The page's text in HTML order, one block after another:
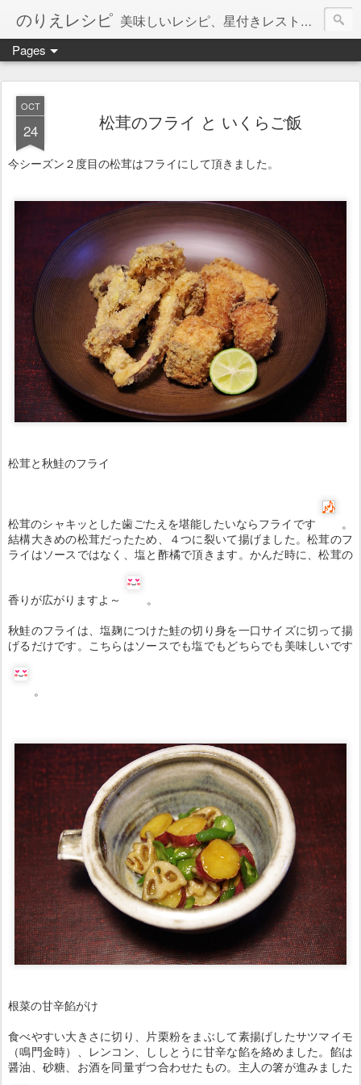
のりえレシピ 美味しいレシピ、星付きレストラン、絶品お取り寄せを紹介しています。
Pages
OCT
24 松茸のフライ と いくらご飯
今シーズン２度目の松茸はフライにして頂きました。
松茸と秋鮭のフライ
松茸のシャキッとした歯ごたえを堪能したいならフライです
。
結構大きめの松茸だったため、４つに裂いて揚げました。松茸のフ
ライはソースではなく、塩と酢橘で頂きます。かんだ時に、松茸の
香りが広がりますよ～
。
秋鮭のフライは、塩麹につけた鮭の切り身を一口サイズに切って揚
げるだけです。こちらはソースでも塩でもどちらでも美味しいです
。
根菜の甘辛餡がけ
食べやすい大きさに切り、片栗粉をまぶして素揚げしたサツマイモ
（鳴門金時）、レンコン、ししとうに甘辛な餡を絡めました。餡は
醤油、砂糖、お酒を同量ずつ合わせたもの。主人の箸が進みました